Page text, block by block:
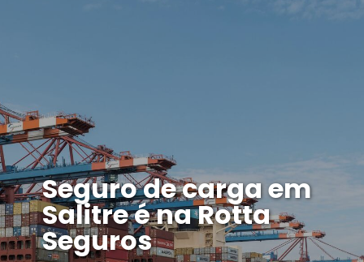
Seguro de carga em
Salitre é na Rotta
Seguros